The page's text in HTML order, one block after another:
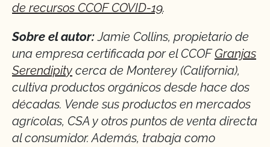
de recursos CCOF COVID-19.
Sobre el autor:Jamie Collins, propietario de
una empresa certificada por el CCOFGranjas
Serendipity cerca de Monterey (California),
cultiva productos orgánicos desde hace dos
décadas. Vende sus productos en mercados
agrícolas, CSA y otros puntos de venta directa
al consumidor. Además, trabaja como